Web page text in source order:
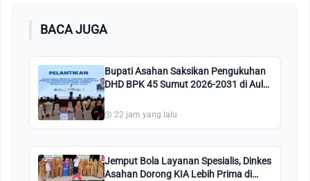
BACA JUGA
Bupati Asahan Saksikan Pengukuhan
DHD BPK 45 Sumut 2026-2031 di Aula
22 jam yang lalu
Jemput Bola Layanan Spesialis, Dinkes
Asahan Dorong KIA Lebih Prima di